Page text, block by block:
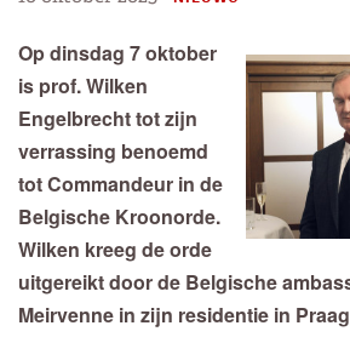
Op dinsdag 7 oktober
is prof. Wilken
Engelbrecht tot zijn
verrassing benoemd
tot Commandeur in de
Belgische Kroonorde.
Wilken kreeg de orde
uitgereikt door de Belgische
Meirvenne in zijn residentie in